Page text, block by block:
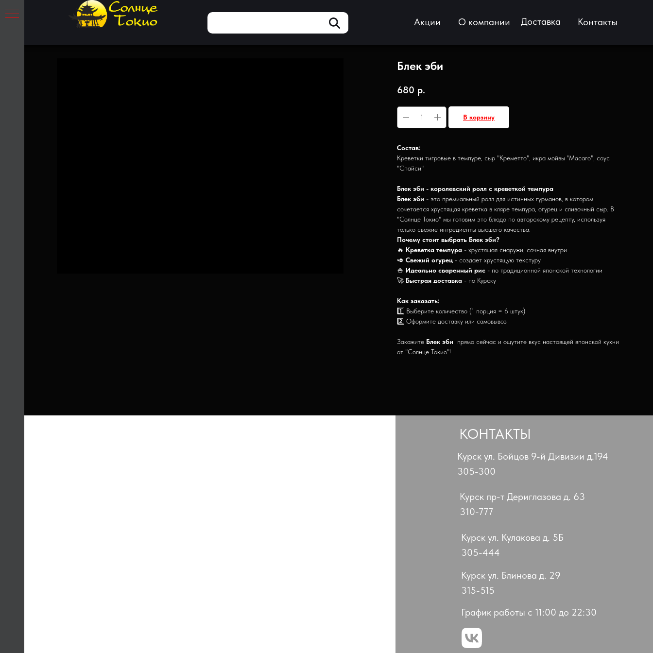
Контакты
Доставка
Акции О компании
Блек эби
680 р.
В корзину
Состав:
Креветки тигровые в темпуре, сыр "Креметто", икра мойвы "Масаго", соус
"Спайси"
Блек эби - королевский ролл с креветкой темпура
Блек эби - это премиальный ролл для истинных гурманов, в котором
сочетается хрустящая креветка в кляре темпура, огурец и сливочный сыр. В
"Солнце Токио" мы готовим это блюдо по авторскому рецепту, используя
только свежие ингредиенты высшего качества.
Почему стоит выбрать Блек эби?
🔥 Креветка темпура - хрустящая снаружи, сочная внутри
🥑 Свежий огурец - создает хрустящую текстуру
🍚 Идеально сваренный рис - по традиционной японской технологии
🚀 Быстрая доставка - по Курску
Как заказать:
1️⃣ Выберите количество (1 порция = 6 штук)
2️⃣ Оформите доставку или самовывоз
Закажите Блек эби прямо сейчас и ощутите вкус настоящей японской кухни
от "Солнце Токио"!
КОНТАКТЫ
График работы с 11:00 до 22:30
Курск ул. Блинова д. 29
315-515
Курск ул. Кулакова д. 5Б
305-444
Курск пр-т Дериглазова д. 63
310-777
Курск ул. Бойцов 9-й Дивизии д.194
305-300